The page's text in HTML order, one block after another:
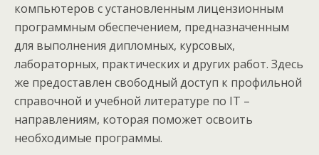
компьютеров с установленным лицензионным
программным обеспечением, предназначенным
для выполнения дипломных, курсовых,
лабораторных, практических и других работ. Здесь
же предоставлен свободный доступ к профильной
справочной и учебной литературе по IT –
направлениям, которая поможет освоить
необходимые программы.